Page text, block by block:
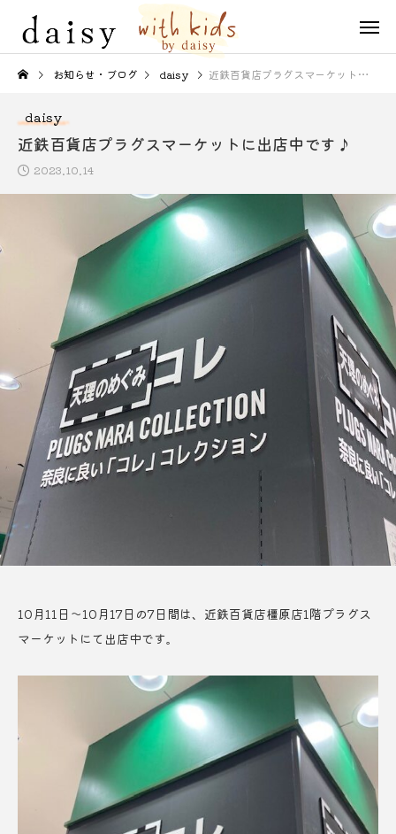
お知らせ・ブログ daisy 近鉄百貨店プラグスマーケットに出店中です♪
daisy
近鉄百貨店プラグスマーケットに出店中です♪
2023.10.14
10月11日～10月17日の7日間は、近鉄百貨店橿原店1階プラグス
マーケットにて出店中です。